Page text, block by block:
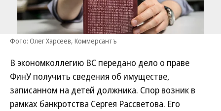
Фото: Олег Харсеев, Коммерсантъ
В экономколлегию ВС передано дело о праве
ФинУ получить сведения об имуществе,
записанном на детей должника. Спор возник в
рамках банкротства Сергея Рассветова. Его